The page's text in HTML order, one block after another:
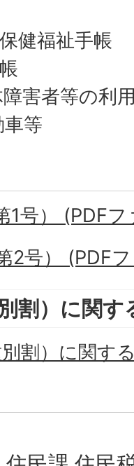
健福祉手帳
害者等の利
等
1号） (PDF
2号） (PDF
割）に関す
割）に関す